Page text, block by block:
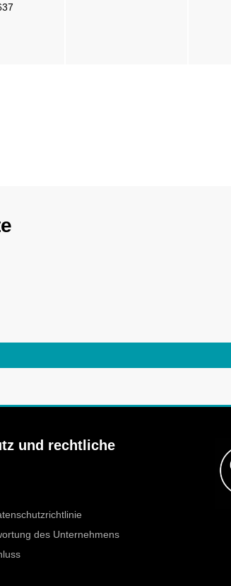
und rechtliche
des Unternehmens